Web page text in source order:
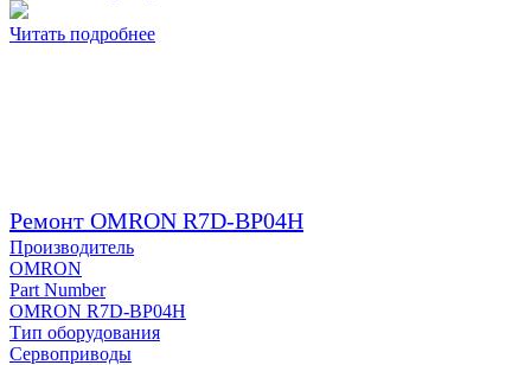
Читать подробнее
Ремонт OMRON R7D-BP04H
Производитель
OMRON
Part Number
OMRON R7D-BP04H
Тип оборудования
Сервоприводы